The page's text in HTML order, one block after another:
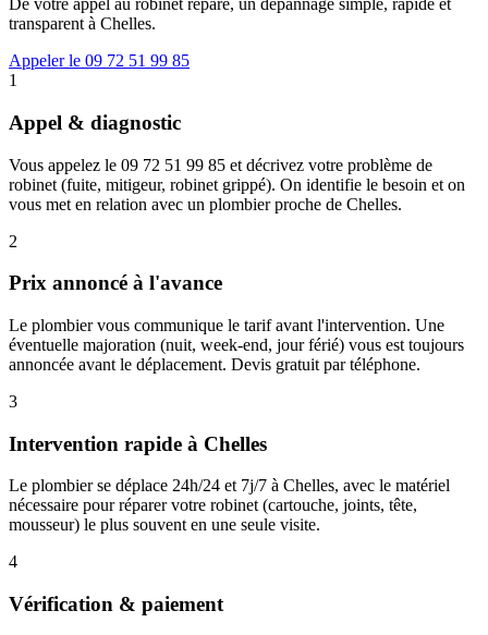
De votre appel au robinet réparé, un dépannage simple, rapide et
transparent à Chelles.
Appeler le 09 72 51 99 85
1
Appel & diagnostic
Vous appelez le 09 72 51 99 85 et décrivez votre problème de
robinet (fuite, mitigeur, robinet grippé). On identifie le besoin et on
vous met en relation avec un plombier proche de Chelles.
2
Prix annoncé à l'avance
Le plombier vous communique le tarif avant l'intervention. Une
éventuelle majoration (nuit, week-end, jour férié) vous est toujours
annoncée avant le déplacement. Devis gratuit par téléphone.
3
Intervention rapide à Chelles
Le plombier se déplace 24h/24 et 7j/7 à Chelles, avec le matériel
nécessaire pour réparer votre robinet (cartouche, joints, tête,
mousseur) le plus souvent en une seule visite.
4
Vérification & paiement